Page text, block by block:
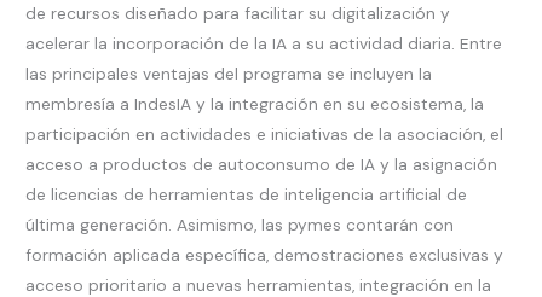
de recursos diseñado para facilitar su digitalización y
acelerar la incorporación de la IA a su actividad diaria. Entre
las principales ventajas del programa se incluyen la
membresía a IndesIA y la integración en su ecosistema, la
participación en actividades e iniciativas de la asociación, el
acceso a productos de autoconsumo de IA y la asignación
de licencias de herramientas de inteligencia artificial de
última generación. Asimismo, las pymes contarán con
formación aplicada específica, demostraciones exclusivas y
acceso prioritario a nuevas herramientas, integración en la